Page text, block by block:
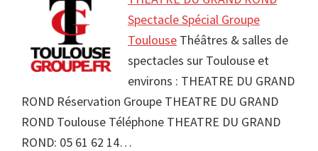
Spectacle Spécial Groupe
Toulouse Théâtres & salles de
spectacles sur Toulouse et
environs : THEATRE DU GRAND
ROND Réservation Groupe THEATRE DU GRAND
ROND Toulouse Téléphone THEATRE DU GRAND
ROND: 05 61 62 14…